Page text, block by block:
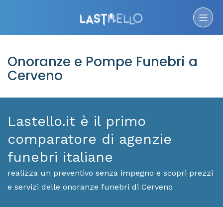
Onoranze e Pompe Funebri a
Cerveno
Lastello.it è il primo
comparatore di agenzie
funebri italiane
realizza un preventivo senza impegno e scopri prezzi
e servizi delle onoranze funebri di Cerveno